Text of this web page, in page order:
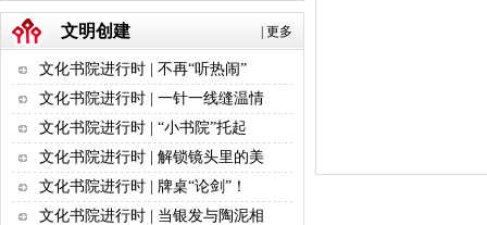
更多
文明创建
文化书院进行时 | 不再“听热闹”
文化书院进行时 | 一针一线缝温情
文化书院进行时 | “小书院”托起
文化书院进行时 | 解锁镜头里的美
文化书院进行时 | 牌桌“论剑”！
文化书院进行时 | 当银发与陶泥相